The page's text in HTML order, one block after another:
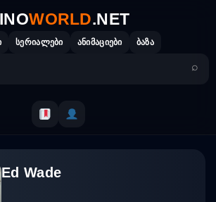
WORLD.NET
სერიალები ანიმაციები ბაზა
Ed Wade